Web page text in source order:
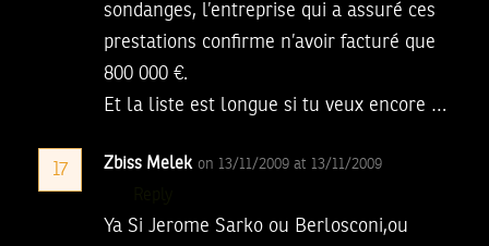
sondanges, l’entreprise qui a assuré ces
prestations confirme n’avoir facturé que
800 000 €.
Et la liste est longue si tu veux encore …
17 Zbiss Melek on 13/11/2009 at 13/11/2009
Ya Si Jerome Sarko ou Berlosconi,ou